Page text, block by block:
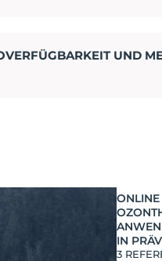
UND
IN
3